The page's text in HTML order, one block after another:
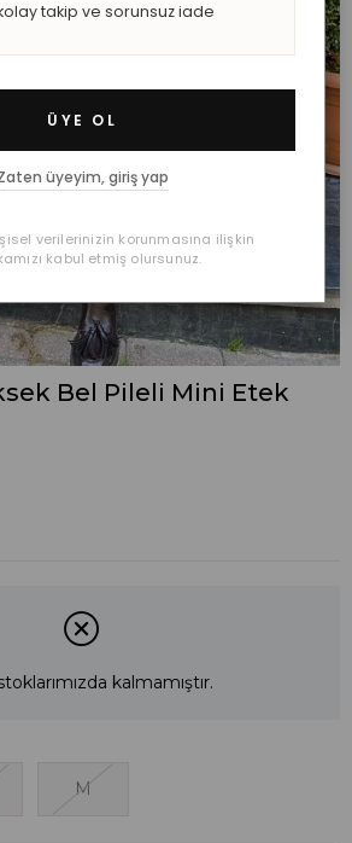
Bel Pileli Mini Etek
kalmamıştır.
M
kolay takip ve sorunsuz iade
ÜYE OL
üyeyim, giriş yap
verilerinizin korunmasına ilişkin
kabul etmiş olursunuz.